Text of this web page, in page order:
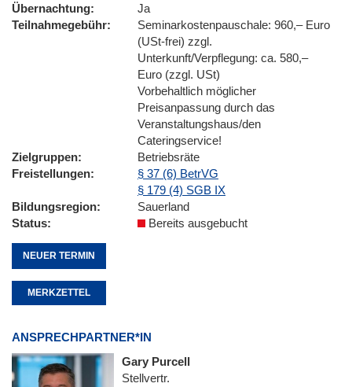
Übernachtung
Ja
Teilnahmegebühr
Seminarkostenpauschale: 960,– Euro
(USt-frei) zzgl.
Unterkunft/Verpflegung: ca. 580,–
Euro (zzgl. USt)
Vorbehaltlich möglicher
Preisanpassung durch das
Veranstaltungshaus/den
Cateringservice!
Zielgruppen
Betriebsräte
Freistellungen
§ 37 (6) BetrVG
§ 179 (4) SGB IX
Bildungsregion
Sauerland
Status
Bereits ausgebucht
NEUER TERMIN
MERKZETTEL
ANSPRECHPARTNER*IN
Gary Purcell
Stellvertr.